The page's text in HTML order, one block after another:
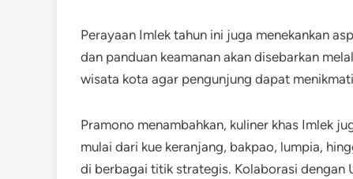
Perayaan Imlek tahun ini juga menekankan
dan panduan keamanan akan disebarkan
wisata kota agar pengunjung dapat
Pramono menambahkan, kuliner khas Imlek
mulai dari kue keranjang, bakpao, lumpia,
di berbagai titik strategis. Kolaborasi dengan